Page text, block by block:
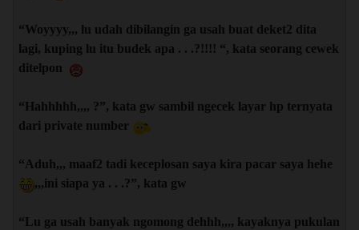
“Woyyyy,,, lu udah dibilangin ga usah buat deket2 dita
lagi, kuping lu itu budek apa . . .?!!!! “, kata seorang cewek
ditelpon
“Hahhhhh,,,, ?”, kata gw sambil ngecek layar hp ternyata
dari private number
“Aduh,,, maaf2 tadi keceplosan saya kira pacar saya hehe
,,,ini siapa ya . . .?”, kata gw
“Lu ga usah banyak ngomong dehhh,,,, kayaknya pukulan